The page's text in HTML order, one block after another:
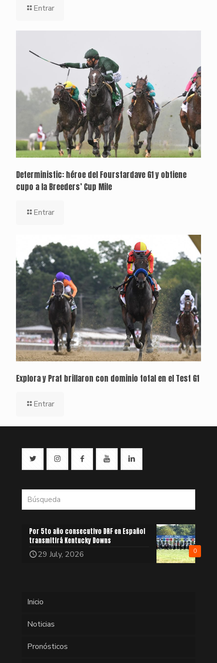
Entrar
Deterministic: héroe del Fourstardave G1 y obtiene
cupo a la Breeders’ Cup Mile
Entrar
Explora y Prat brillaron con dominio total en el Test G1
Entrar
0
Por 5to año consecutivo DRF en Español
transmitirá Kentucky Downs
29 July, 2026
Inicio
Noticias
Pronósticos